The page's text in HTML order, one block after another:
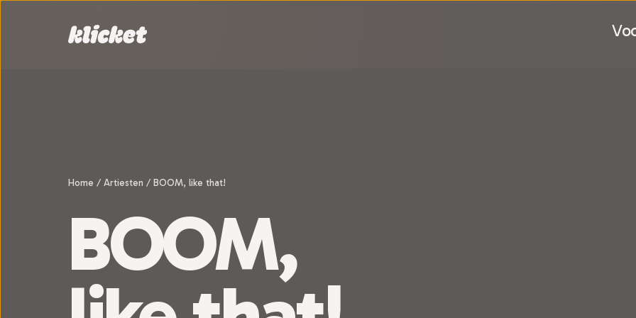
Home / Artiesten / BOOM, like that!
BOOM,